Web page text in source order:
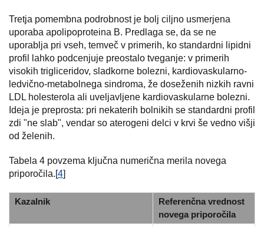
Tretja pomembna podrobnost je bolj ciljno usmerjena
uporaba apolipoproteina B. Predlaga se, da se ne
uporablja pri vseh, temveč v primerih, ko standardni lipidni
profil lahko podcenjuje preostalo tveganje: v primerih
visokih trigliceridov, sladkorne bolezni, kardiovaskularno-
ledvično-metabolnega sindroma, že doseženih nizkih ravni
LDL holesterola ali uveljavljene kardiovaskularne bolezni.
Ideja je preprosta: pri nekaterih bolnikih se standardni profil
zdi "ne slab", vendar so aterogeni delci v krvi še vedno višji
od želenih.
Tabela 4 povzema ključna numerična merila novega
priporočila.[4]
Kazalnik
Referenčna vrednost
novega priporočila